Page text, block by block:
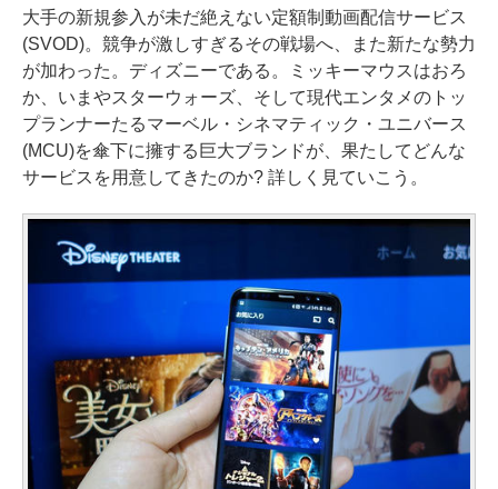
大手の新規参入が未だ絶えない定額制動画配信サービス
(SVOD)。競争が激しすぎるその戦場へ、また新たな勢力
が加わった。ディズニーである。ミッキーマウスはおろ
か、いまやスターウォーズ、そして現代エンタメのトッ
プランナーたるマーベル・シネマティック・ユニバース
(MCU)を傘下に擁する巨大ブランドが、果たしてどんな
サービスを用意してきたのか? 詳しく見ていこう。